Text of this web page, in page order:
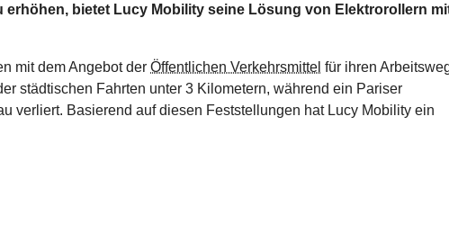
erhöhen, bietet Lucy Mobility seine Lösung von Elektrorollern
mit dem Angebot der Öffentlichen Verkehrsmittel für ihren
städtischen Fahrten unter 3 Kilometern, während ein Pariser
verliert. Basierend auf diesen Feststellungen hat Lucy Mobility ein